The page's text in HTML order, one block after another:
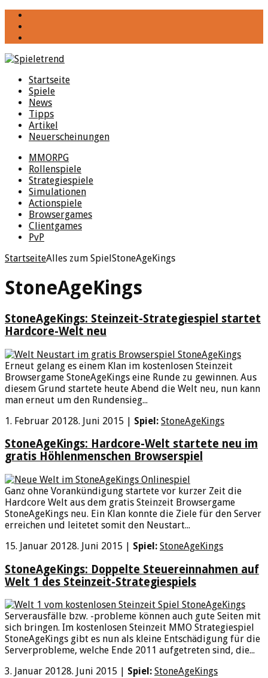
Startseite
Spiele
News
Tipps
Artikel
Neuerscheinungen
MMORPG
Rollenspiele
Strategiespiele
Simulationen
Actionspiele
Browsergames
Clientgames
PvP
StartseiteAlles zum SpielStoneAgeKings
StoneAgeKings
StoneAgeKings: Steinzeit-Strategiespiel startet
Hardcore-Welt neu
Erneut gelang es einem Klan im kostenlosen Steinzeit
Browsergame StoneAgeKings eine Runde zu gewinnen. Aus
diesem Grund startete heute Abend die Welt neu, nun kann
man erneut um den Rundensieg...
1. Februar 20128. Juni 2015 | Spiel: StoneAgeKings
StoneAgeKings: Hardcore-Welt startete neu im
gratis Höhlenmenschen Browserspiel
Ganz ohne Vorankündigung startete vor kurzer Zeit die
Hardcore Welt aus dem gratis Steinzeit Browsergame
StoneAgeKings neu. Ein Klan konnte die Ziele für den Server
erreichen und leitetet somit den Neustart...
15. Januar 20128. Juni 2015 | Spiel: StoneAgeKings
StoneAgeKings: Doppelte Steuereinnahmen auf
Welt 1 des Steinzeit-Strategiespiels
Serverausfälle bzw. -probleme können auch gute Seiten mit
sich bringen. Im kostenlosen Steinzeit MMO Strategiespiel
StoneAgeKings gibt es nun als kleine Entschädigung für die
Serverprobleme, welche Ende 2011 aufgetreten sind, die...
3. Januar 20128. Juni 2015 Spiel: StoneAgeKings